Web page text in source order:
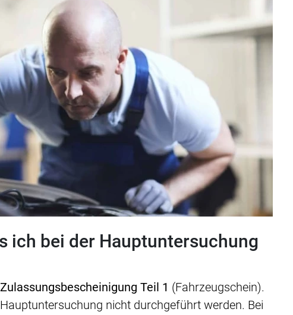
ich bei der Hauptuntersuchung
Zulassungsbescheinigung Teil 1 (Fahrzeugschein).
nicht durchgeführt werden. Bei